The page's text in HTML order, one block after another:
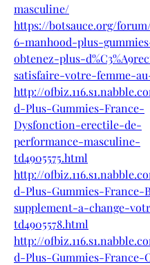
masculine/
https://botsauce.org/
6-manhood-plus-
obtenez-plus-
satisfaire-votre-femme-
http://
d-Plus-Gummies-France-
Dysfonction-erectile-de-
performance-masculine-
td4905575.html
http://
d-Plus-Gummies-France-
supplement-a-change-
td4905578.html
http://
d-Plus-Gummies-France-